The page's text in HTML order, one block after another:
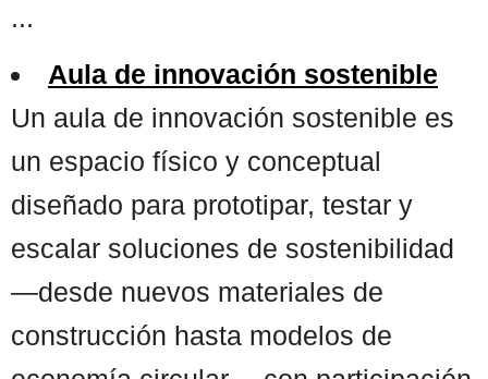
...
Aula de innovación sostenible
Un aula de innovación sostenible es
un espacio físico y conceptual
diseñado para prototipar, testar y
escalar soluciones de sostenibilidad
—desde nuevos materiales de
construcción hasta modelos de